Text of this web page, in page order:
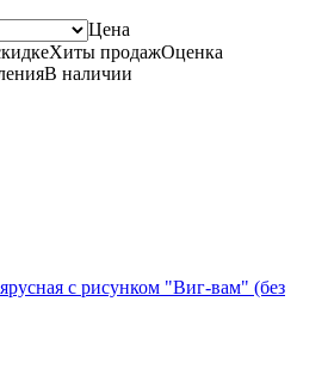
Цена
Хиты продажОценка
В наличии
с рисунком "Виг-вам" (без